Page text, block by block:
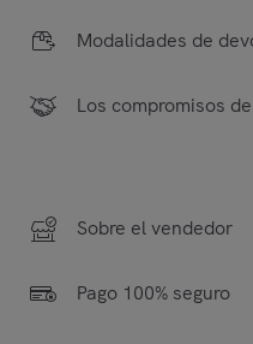
Modalidades de
Los compromisos
Sobre el vendedor
Pago 100% seguro